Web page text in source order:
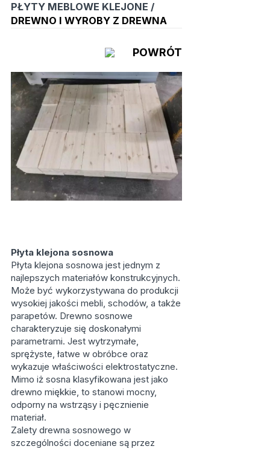
PŁYTY MEBLOWE KLEJONE /
DREWNO I WYROBY Z DREWNA
POWRÓT
Płyta klejona sosnowa
Płyta klejona sosnowa jest jednym z
najlepszych materiałów konstrukcyjnych.
Może być wykorzystywana do produkcji
wysokiej jakości mebli, schodów, a także
parapetów. Drewno sosnowe
charakteryzuje się doskonałymi
parametrami. Jest wytrzymałe,
sprężyste, łatwe w obróbce oraz
wykazuje właściwości elektrostatyczne.
Mimo iż sosna klasyfikowana jest jako
drewno miękkie, to stanowi mocny,
odporny na wstrząsy i pęcznienie
materiał.
Zalety drewna sosnowego w
szczególności doceniane są przez